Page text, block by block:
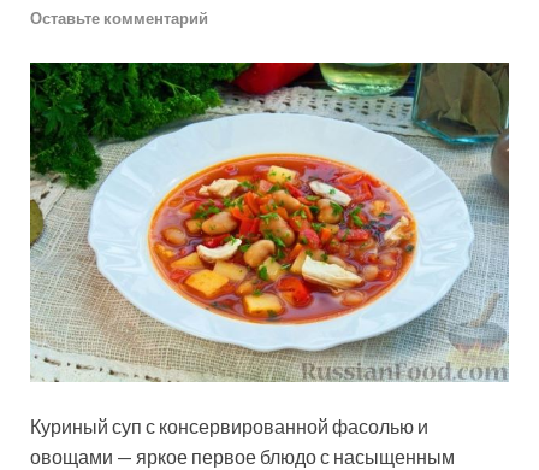
Оставьте комментарий
Куриный суп с консервированной фасолью и
овощами — яркое первое блюдо с насыщенным